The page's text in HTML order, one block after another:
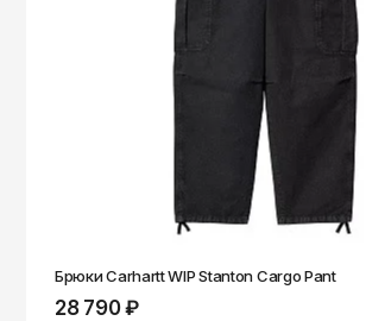
Брюки Carhartt WIP Stanton Cargo Pant
28 790 ₽